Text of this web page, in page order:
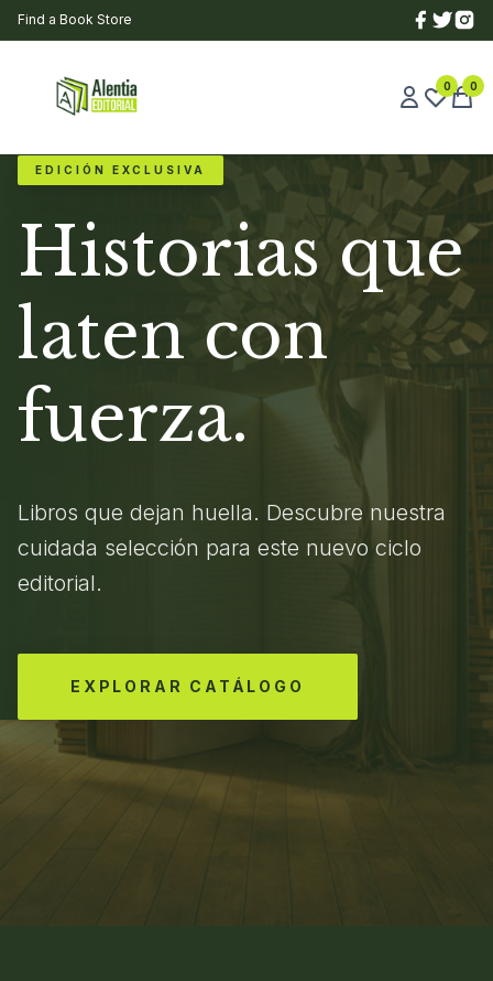
Find a Book Store
0 0
EDICIÓN EXCLUSIVA
Historias que
laten con
fuerza.
Libros que dejan huella. Descubre nuestra
cuidada selección para este nuevo ciclo
editorial.
EXPLORAR CATÁLOGO